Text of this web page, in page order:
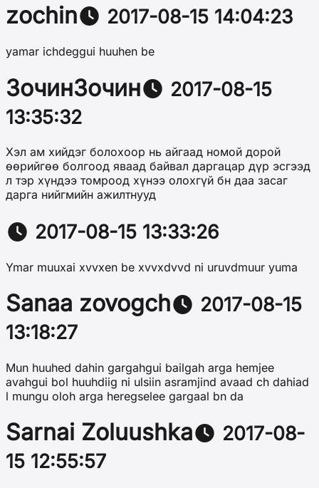
zochin 2017-08-15 14:04:23
yamar ichdeggui huuhen be
ЗочинЗочин
2017-08-15
13:35:32
Хэл ам хийдэг болохоор нь айгаад номой дорой
өөрийгөө болгоод яваад байвал даргацар дүр эсгээд
л тэр хүндээ томроод хүнээ олохгүй бн даа засаг
дарга нийгмийн ажилтнууд
2017-08-15 13:33:26
Ymar muuxai xvvxen be xvvxdvvd ni uruvdmuur yuma
Sanaa zovogch
2017-08-15
13:18:27
Mun huuhed dahin gargahgui bailgah arga hemjee
avahgui bol huuhdiig ni ulsiin asramjind avaad ch dahiad
l mungu oloh arga heregselee gargaal bn da
Sarnai Zoluushka
2017-08-
15 12:55:57